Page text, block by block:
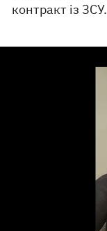
контракт із ЗСУ.